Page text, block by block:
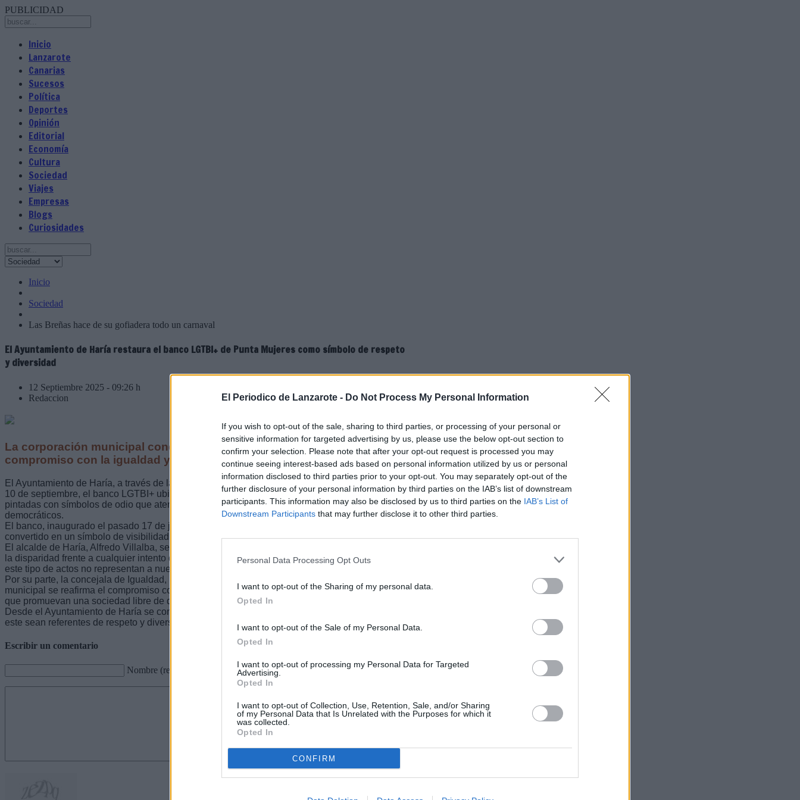
El Periodico de Lanzarote - Do Not Process My Personal Information
If you wish to opt-out of the sale, sharing to third parties, or processing of your personal or
sensitive information for targeted advertising by us, please use the below opt-out section to
confirm your selection. Please note that after your opt-out request is processed you may
continue seeing interest-based ads based on personal information utilized by us or personal
information disclosed to third parties prior to your opt-out. You may separately opt-out of the
further disclosure of your personal information by third parties on the IAB’s list of downstream
participants. This information may also be disclosed by us to third parties on the IAB’s List of
Downstream Participants that may further disclose it to other third parties.
Personal Data Processing Opt Outs
I want to opt-out of the Sharing of my personal data.
Opted In
I want to opt-out of the Sale of my Personal Data.
Opted In
I want to opt-out of processing my Personal Data for Targeted
Advertising.
Opted In
I want to opt-out of Collection, Use, Retention, Sale, and/or Sharing
of my Personal Data that Is Unrelated with the Purposes for which it
was collected.
Opted In
CONFIRM
PUBLICIDAD
Inicio
Lanzarote
Canarias
Sucesos
Política
Deportes
Opinión
Editorial
Economía
Cultura
Sociedad
Viajes
Empresas
Blogs
Curiosidades
Inicio
Sociedad
Las Breñas hace de su gofiadera todo un carnaval
El Ayuntamiento de Haría restaura el banco LGTBI+ de Punta Mujeres como símbolo de respeto
y diversidad
12 Septiembre 2025 - 09:26 h
Redaccion
La corporación municipal condena los actos vandálicos y reafirma su
compromiso con la igualdad y los derechos fundamentales
El Ayuntamiento de Haría, a través de la Concejalía de Igualdad, restauró el pasado miércoles
10 de septiembre, el banco LGTBI+ ubicado en Punta Mujeres, después de que fuera objeto de
pintadas con símbolos de odio que atentan contra la convivencia, el respeto y los valores
democráticos.
El banco, inaugurado el pasado 17 de junio en el marco de las celebraciones del Orgullo, se ha
convertido en un símbolo de visibilidad y apoyo a la diversidad.
El alcalde de Haría, Alfredo Villalba, señaló que “el municipio seguirá defendiendo el respeto y
la disparidad frente a cualquier intento de sembrar odio”. “Haría es un lugar abierto y plural, y
este tipo de actos no representan a nuestra sociedad”, aseveró.
Por su parte, la concejala de Igualdad, Nuria Acuña, subrayó que “desde la corporación
municipal se reafirma el compromiso con los derechos LGTBI+ y con todas aquellas acciones
que promuevan una sociedad libre de discriminación”.
Desde el Ayuntamiento de Haría se continuará trabajando para garantizar que espacios como
este sean referentes de respeto y diversidad en el municipio.
Escribir un comentario
Nombre (requerido)